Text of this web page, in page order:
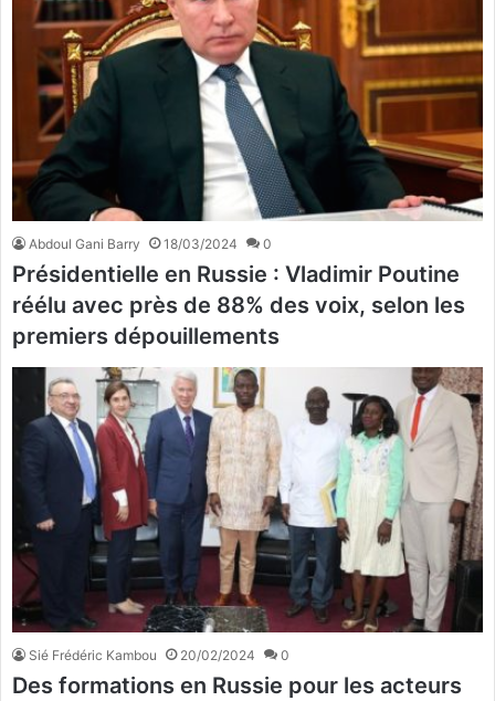
Abdoul Gani Barry 18/03/2024 0
Présidentielle en Russie : Vladimir Poutine
réélu avec près de 88% des voix, selon les
premiers dépouillements
Sié Frédéric Kambou 20/02/2024 0
Des formations en Russie pour les acteurs